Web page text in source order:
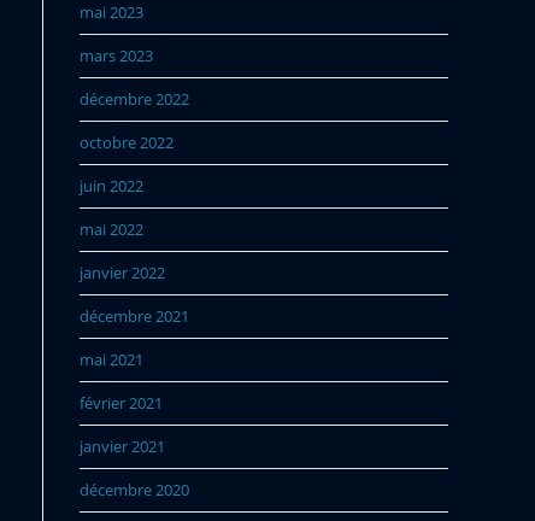
mai 2023
mars 2023
décembre 2022
octobre 2022
juin 2022
mai 2022
janvier 2022
décembre 2021
mai 2021
février 2021
janvier 2021
décembre 2020